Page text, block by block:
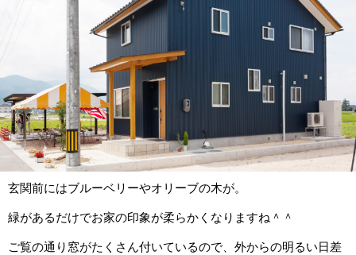
玄関前にはブルーベリーやオリーブの木が。
緑があるだけでお家の印象が柔らかくなりますね＾＾
ご覧の通り窓がたくさん付いているので、外からの明るい日差